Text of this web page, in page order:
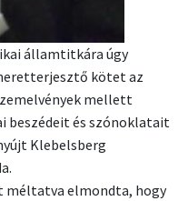
államtitkára úgy
kötet az
mellett
beszédeit és szónoklatait
Klebelsberg
méltatva elmondta, hogy